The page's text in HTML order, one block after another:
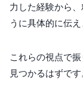
力した経験から
うに具体的に伝え
これらの視点で
見つかるはずです